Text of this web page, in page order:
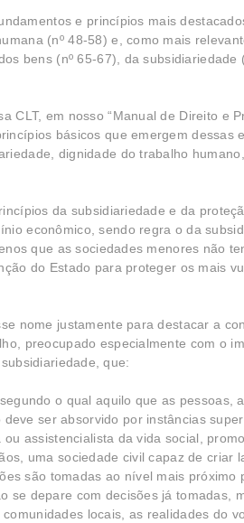
e princípios mais
(nº 48-58) e, como mais
bens (nº 65-67), da subsidiariedade
em nosso “Manual de Direito e
básicos que emergem dessas
dignidade do trabalho
da subsidiariedade e da
econômico, sendo regra o da
que as sociedades menores não
do Estado para proteger os mais
nome justamente para destacar a
preocupado especialmente com o
que:
o qual aquilo que as pessoas,
ser absorvido por instâncias
assistencialista da vida social,
uma sociedade civil capaz de criar
são tomadas ao nível mais próximo
se depare com decisões já tomadas,
locais, as realidades do